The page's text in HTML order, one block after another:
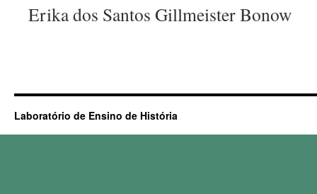
Erika dos Santos Gillmeister Bonow
Laboratório de Ensino de História